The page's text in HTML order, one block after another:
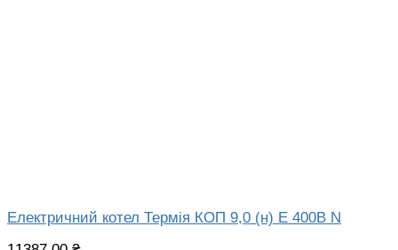
Електричний котел Термія КОП 9,0 (н) Е 400В N